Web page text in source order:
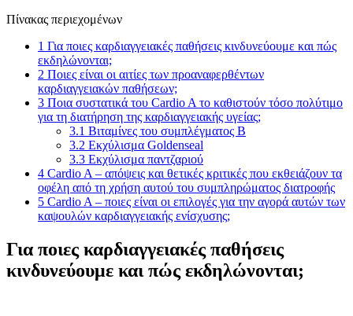
Πίνακας περιεχομένων
1 Για ποιες καρδιαγγειακές παθήσεις κινδυνεύουμε και πώς
εκδηλώνονται;
2 Ποιες είναι οι αιτίες των προαναφερθέντων
καρδιαγγειακών παθήσεων;
3 Ποια συστατικά του Cardio A το καθιστούν τόσο πολύτιμο
για τη διατήρηση της καρδιαγγειακής υγείας;
3.1 Βιταμίνες του συμπλέγματος Β
3.2 Εκχύλισμα Goldenseal
3.3 Εκχύλισμα παντζαριού
4 Cardio A – απόψεις και θετικές κριτικές που εκθειάζουν τα
οφέλη από τη χρήση αυτού του συμπληρώματος διατροφής
5 Cardio A – ποιες είναι οι επιλογές για την αγορά αυτών των
καψουλών καρδιαγγειακής ενίσχυσης;
Για ποιες καρδιαγγειακές παθήσεις
κινδυνεύουμε και πώς εκδηλώνονται;